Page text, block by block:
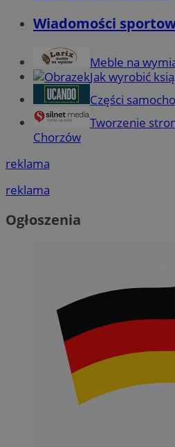
Wiadomości
Meble na
Jak wyrobić
Części
Tworzenie
Chorzów
reklama
reklama
Ogłoszenia